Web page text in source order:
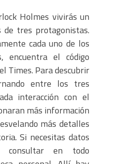
Holmes vivirás un
tres protagonistas.
cada uno de los
encuentra el código
Times. Para descubrir
entre los tres
interacción con el
más información
más detalles
Si necesitas datos
consultar en todo